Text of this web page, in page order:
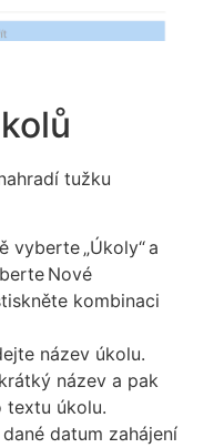
tužku
vyberte „Úkoly“ a
Nové
kombinaci
název úkolu.
název a pak
úkolu.
datum zahájení